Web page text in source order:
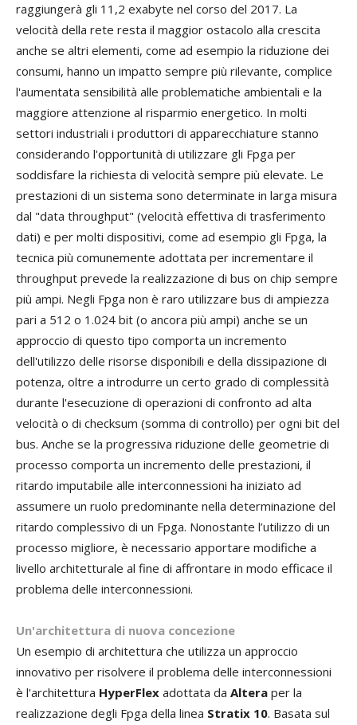
raggiungerà gli 11,2 exabyte nel corso del 2017. La
velocità della rete resta il maggior ostacolo alla crescita
anche se altri elementi, come ad esempio la riduzione dei
consumi, hanno un impatto sempre più rilevante, complice
l'aumentata sensibilità alle problematiche ambientali e la
maggiore attenzione al risparmio energetico. In molti
settori industriali i produttori di apparecchiature stanno
considerando l'opportunità di utilizzare gli Fpga per
soddisfare la richiesta di velocità sempre più elevate. Le
prestazioni di un sistema sono determinate in larga misura
dal "data throughput" (velocità effettiva di trasferimento
dati) e per molti dispositivi, come ad esempio gli Fpga, la
tecnica più comunemente adottata per incrementare il
throughput prevede la realizzazione di bus on chip sempre
più ampi. Negli Fpga non è raro utilizzare bus di ampiezza
pari a 512 o 1.024 bit (o ancora più ampi) anche se un
approccio di questo tipo comporta un incremento
dell'utilizzo delle risorse disponibili e della dissipazione di
potenza, oltre a introdurre un certo grado di complessità
durante l'esecuzione di operazioni di confronto ad alta
velocità o di checksum (somma di controllo) per ogni bit del
bus. Anche se la progressiva riduzione delle geometrie di
processo comporta un incremento delle prestazioni, il
ritardo imputabile alle interconnessioni ha iniziato ad
assumere un ruolo predominante nella determinazione del
ritardo complessivo di un Fpga. Nonostante l’utilizzo di un
processo migliore, è necessario apportare modifiche a
livello architetturale al fine di affrontare in modo efficace il
problema delle interconnessioni.
Un'architettura di nuova concezione
Un esempio di architettura che utilizza un approccio
innovativo per risolvere il problema delle interconnessioni
è l'architettura HyperFlex adottata da Altera per la
realizzazione degli Fpga della linea Stratix 10. Basata sul